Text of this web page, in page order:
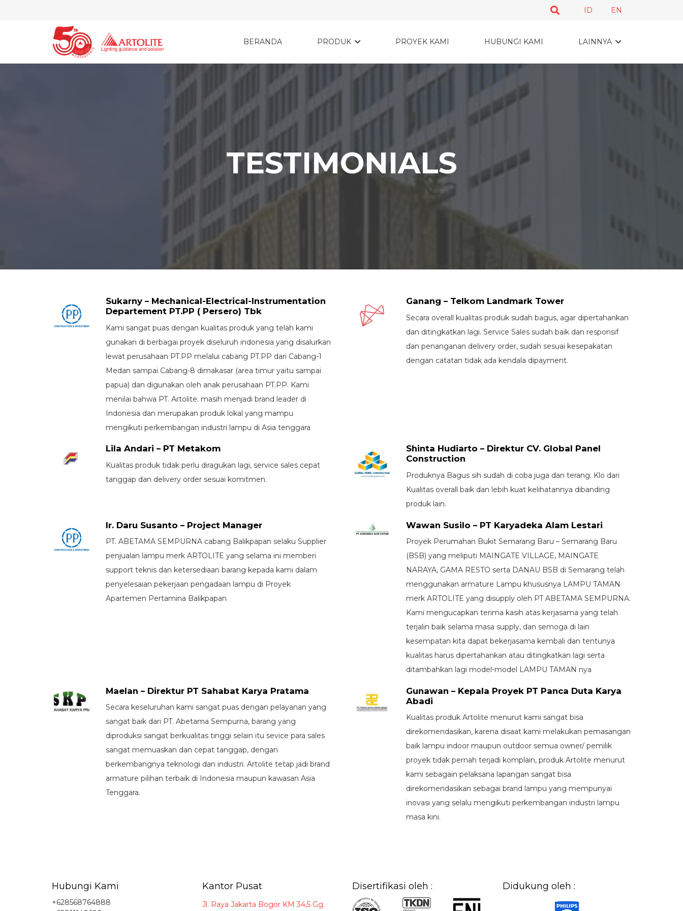
ID EN
BERANDA PRODUK PROYEK KAMI HUBUNGI KAMI LAINNYA
TESTIMONIALS
Sukarny – Mechanical-Electrical-Instrumentation
Departement PT.PP ( Persero) Tbk
Kami sangat puas dengan kualitas produk yang telah kami
gunakan di berbagai proyek diseluruh indonesia yang disalurkan
lewat perusahaan PT.PP melalui cabang PT.PP dari Cabang-1
Medan sampai Cabang-8 dimakasar (area timur yaitu sampai
papua) dan digunakan oleh anak perusahaan PT.PP. Kami
menilai bahwa PT. Artolite. masih menjadi brand leader di
Indonesia dan merupakan produk lokal yang mampu
mengikuti perkembangan industri lampu di Asia tenggara
Ganang – Telkom Landmark Tower
Secara overall kualitas produk sudah bagus, agar dipertahankan
dan ditingkatkan lagi. Service Sales sudah baik dan responsif
dan penanganan delivery order, sudah sesuai kesepakatan
dengan catatan tidak ada kendala dipayment.
Lila Andari – PT Metakom
Kualitas produk tidak perlu diragukan lagi, service sales cepat
tanggap dan delivery order sesuai komitmen.
Shinta Hudiarto – Direktur CV. Global Panel
Construction
Produknya Bagus sih sudah di coba juga dan terang. Klo dari
Kualitas overall baik dan lebih kuat kelihatannya dibanding
produk lain.
Ir. Daru Susanto – Project Manager
PT. ABETAMA SEMPURNA cabang Balikpapan selaku Supplier
penjualan lampu merk ARTOLITE yang selama ini memberi
support teknis dan ketersediaan barang kepada kami dalam
penyelesaian pekerjaan pengadaan lampu di Proyek
Apartemen Pertamina Balikpapan
Wawan Susilo – PT Karyadeka Alam Lestari
Proyek Perumahan Bukit Semarang Baru – Semarang Baru
(BSB) yang meliputi MAINGATE VILLAGE, MAINGATE
NARAYA, GAMA RESTO serta DANAU BSB di Semarang telah
menggunakan armature Lampu khususnya LAMPU TAMAN
merk ARTOLITE yang disupply oleh PT ABETAMA SEMPURNA.
Kami mengucapkan terima kasih atas kerjasama yang telah
terjalin baik selama masa supply, dan semoga di lain
kesempatan kita dapat bekerjasama kembali dan tentunya
kualitas harus dipertahankan atau ditingkatkan lagi serta
ditambahkan lagi model-model LAMPU TAMAN nya
Maelan – Direktur PT Sahabat Karya Pratama
Secara keseluruhan kami sangat puas dengan pelayanan yang
sangat baik dari PT. Abetama Sempurna, barang yang
diproduksi sangat berkualitas tinggi selain itu sevice para sales
sangat memuaskan dan cepat tanggap, dengan
berkembangnya teknologi dan industri. Artolite tetap jadi brand
armature pilihan terbaik di Indonesia maupun kawasan Asia
Tenggara.
Gunawan – Kepala Proyek PT Panca Duta Karya
Abadi
Kualitas produk Artolite menurut kami sangat bisa
direkomendasikan, karena disaat kami melakukan pemasangan
baik lampu indoor maupun outdoor semua owner/ pemilik
proyek tidak pernah terjadi komplain, produk Artolite menurut
kami sebagain pelaksana lapangan sangat bisa
direkomendasikan sebagai brand lampu yang mempunyai
inovasi yang selalu mengikuti perkembangan industri lampu
masa kini.
Hubungi Kami
+628568764888
Kantor Pusat
Jl. Raya Jakarta Bogor KM 34,5 Gg.
Disertifikasi oleh : Didukung oleh :